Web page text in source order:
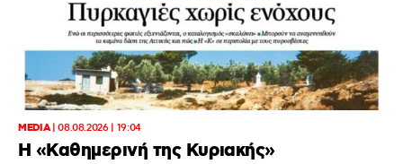
MEDIA|08.08.2026 | 19:04
H «Καθημερινή της Κυριακής»